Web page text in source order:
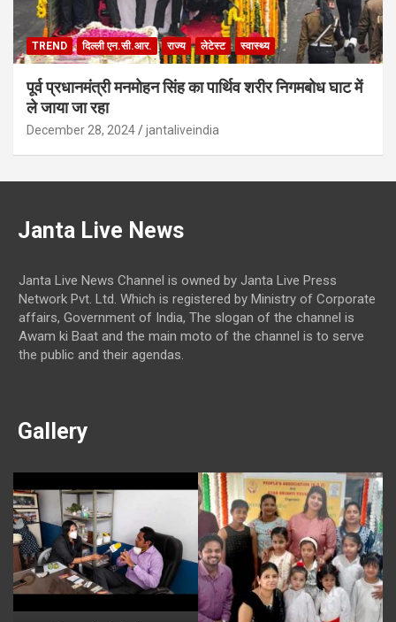
TREND दिल्ली एन.सी.आर. राज्य लेटेस्ट स्वास्थ्य
पूर्व प्रधानमंत्री मनमोहन सिंह का पार्थिव शरीर निगमबोध घाट में
ले जाया जा रहा
December 28, 2024 jantaliveindia
Janta Live News
Janta Live News Channel is owned by Janta Live Press
Network Pvt. Ltd. Which is registered by Ministry of Corporate
affairs, Government of India, The slogan of the channel is
Awam ki Baat and the main moto of the channel is to serve
the public and their agendas.
Gallery